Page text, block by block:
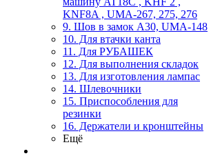
KNF8A , UMA-267, 275, 276
9. Шов в замок А30, UMA-148
10. Для втачки канта
11. Для РУБАШЕК
12. Для выполнения складок
13. Для изготовления лампас
14. Шлевочники
15. Приспособления для
резинки
16. Держатели и кронштейны
Ещё